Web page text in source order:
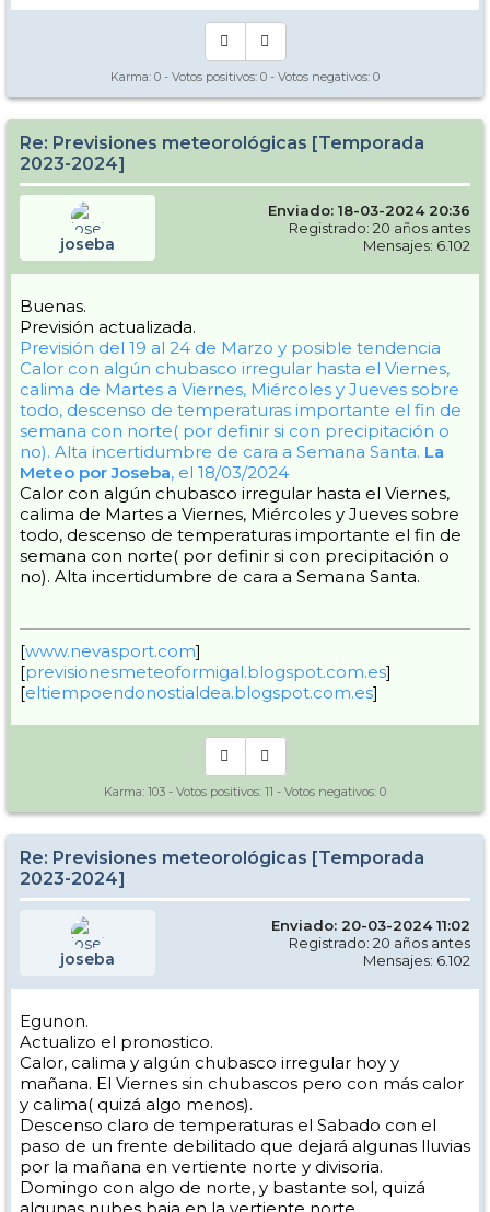
Karma: 0 - Votos positivos: 0 - Votos negativos: 0
Re: Previsiones meteorológicas [Temporada
2023-2024]
joseba
Enviado: 18-03-2024 20:36
Registrado: 20 años antes
Mensajes: 6.102
Buenas.
Previsión actualizada.
Previsión del 19 al 24 de Marzo y posible tendencia
Calor con algún chubasco irregular hasta el Viernes,
calima de Martes a Viernes, Miércoles y Jueves sobre
todo, descenso de temperaturas importante el fin de
semana con norte( por definir si con precipitación o
no). Alta incertidumbre de cara a Semana Santa. La
Meteo por Joseba, el 18/03/2024
Calor con algún chubasco irregular hasta el Viernes,
calima de Martes a Viernes, Miércoles y Jueves sobre
todo, descenso de temperaturas importante el fin de
semana con norte( por definir si con precipitación o
no). Alta incertidumbre de cara a Semana Santa.
[www.nevasport.com]
[previsionesmeteoformigal.blogspot.com.es]
[eltiempoendonostialdea.blogspot.com.es]
Karma: 103 - Votos positivos: 11 - Votos negativos: 0
Re: Previsiones meteorológicas [Temporada
2023-2024]
joseba
Enviado: 20-03-2024 11:02
Registrado: 20 años antes
Mensajes: 6.102
Egunon.
Actualizo el pronostico.
Calor, calima y algún chubasco irregular hoy y
mañana. El Viernes sin chubascos pero con más calor
y calima( quizá algo menos).
Descenso claro de temperaturas el Sabado con el
paso de un frente debilitado que dejará algunas lluvias
por la mañana en vertiente norte y divisoria.
Domingo con algo de norte, y bastante sol, quizá